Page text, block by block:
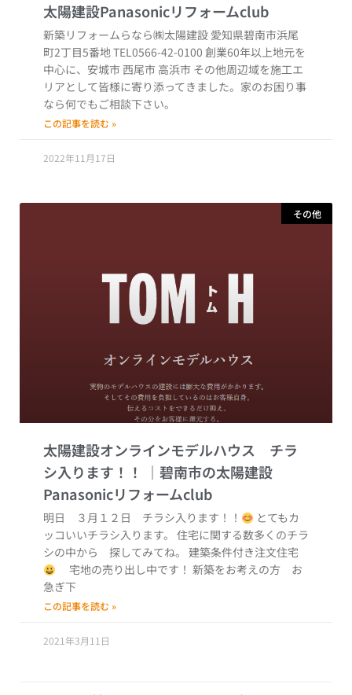
新築リフォームらなら㈱太陽建設 愛知県碧南市浜尾
町2丁目5番地 TEL0566-42-0100 創業60年以上地元を
中心に、安城市 西尾市 高浜市 その他周辺域を施工エ
リアとして皆様に寄り添ってきました。家のお困り事
なら何でもご相談下さい。
この記事を読む »
2022年11月17日
その他
太陽建設オンラインモデルハウス チラ
シ入ります！！
明日 ３月１２日 チラシ入ります！！
とてもカ
ッコいいチラシ入ります。 住宅に関する数多くのチラ
シの中から 探してみてね。 建築条件付き注文住宅
宅地の売り出し中です！ 新築をお考えの方 お
急ぎ下
この記事を読む »
2021年3月11日